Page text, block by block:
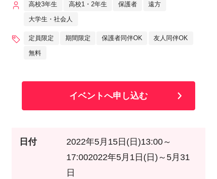
高校3年生 高校1・2年生 保護者 遠方
大学生・社会人
定員限定 期間限定 保護者同伴OK 友人同伴OK
無料
イベントへ申し込む
日付
2022年5月15日(日)13:00～
17:002022年5月1日(日)～5月31
日